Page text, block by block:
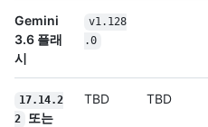
Gemini
3.6 플래
시
v1.128
.0
17.14.2
2
또는
TBD TBD